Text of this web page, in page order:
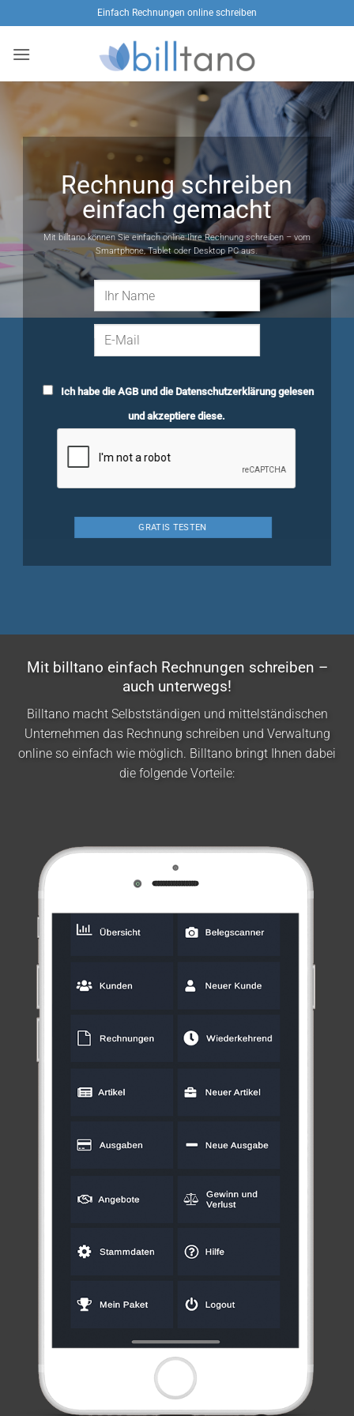
Inhalt
springen
Einfach Rechnungen online schreiben
Rechnung schreiben
einfach gemacht
Mit billtano können Sie einfach online Ihre Rechnung schreiben – vom
Smartphone, Tablet oder Desktop PC aus.
Ich habe dieAGBund die Datenschutzerklärunggelesen
und akzeptiere diese.
Mit billtano einfach Rechnungen schreiben –
auch unterwegs!
Billtano macht Selbstständigen und mittelständischen
Unternehmen das Rechnung schreiben und Verwaltung
online so einfach wie möglich. Billtano bringt Ihnen dabei
die folgende Vorteile: